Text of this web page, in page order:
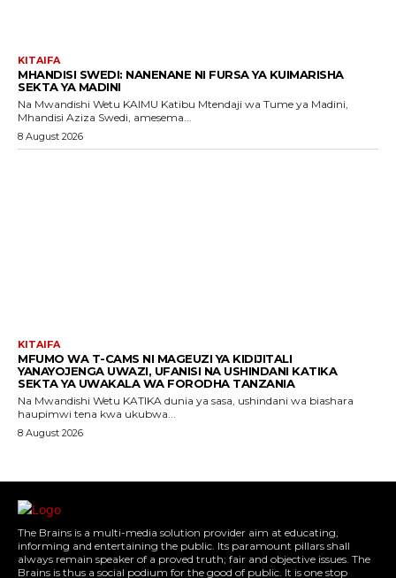
KITAIFA
MHANDISI SWEDI: NANENANE NI FURSA YA KUIMARISHA
SEKTA YA MADINI
Na Mwandishi Wetu KAIMU Katibu Mtendaji wa Tume ya Madini,
Mhandisi Aziza Swedi, amesema...
8 August 2026
KITAIFA
MFUMO WA T-CAMS NI MAGEUZI YA KIDIJITALI
YANAYOJENGA UWAZI, UFANISI NA USHINDANI KATIKA
SEKTA YA UWAKALA WA FORODHA TANZANIA
Na Mwandishi Wetu KATIKA dunia ya sasa, ushindani wa biashara
haupimwi tena kwa ukubwa...
8 August 2026
The Brains is a multi-media solution provider aim at educating,
informing and entertaining the public. Its paramount pillars shall
always remain speaker of a proved truth; fair and objective issues. The
Brains is thus a social podium for the good of public. It is one stop